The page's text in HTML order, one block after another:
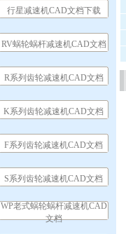
行星减速机CAD文档下载
RV蜗轮蜗杆减速机CAD文档
R系列齿轮减速机CAD文档
K系列齿轮减速机CAD文档
F系列齿轮减速机CAD文档
S系列齿轮减速机CAD文档
WP老式蜗轮蜗杆减速机CAD
文档